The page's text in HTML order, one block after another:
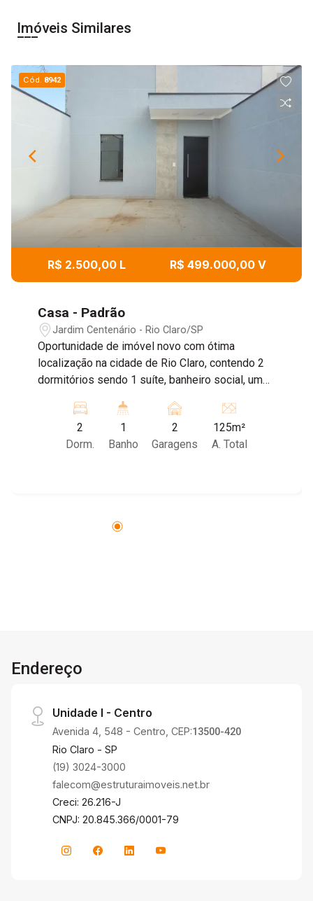
Imóveis Similares
Cód. 8942
R$ 2.500,00 L R$ 499.000,00 V
Casa - Padrão
Jardim Centenário - Rio Claro/SP
Oportunidade de imóvel novo com ótima
localização na cidade de Rio Claro, contendo 2
dormitórios sendo 1 suíte, banheiro social, um
de estar e cozinha, lavanderia e garagem para 2
corretores!
2
Dorm.
1
Banho
2
Garagens
125m²
A. Total
Endereço
Unidade I - Centro
Avenida 4, 548 - Centro, CEP:13500-420
Rio Claro - SP
(19) 3024-3000
falecom@estruturaimoveis.net.br
Creci: 26.216-J
CNPJ: 20.845.366/0001-79